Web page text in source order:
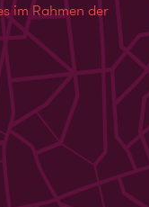
im Rahmen der